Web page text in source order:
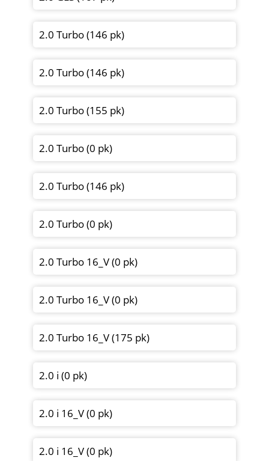
2.0 Turbo (146 pk)
2.0 Turbo (146 pk)
2.0 Turbo (155 pk)
2.0 Turbo (0 pk)
2.0 Turbo (146 pk)
2.0 Turbo (0 pk)
2.0 Turbo 16_V (0 pk)
2.0 Turbo 16_V (0 pk)
2.0 Turbo 16_V (175 pk)
2.0 i (0 pk)
2.0 i 16_V (0 pk)
2.0 i 16_V (0 pk)